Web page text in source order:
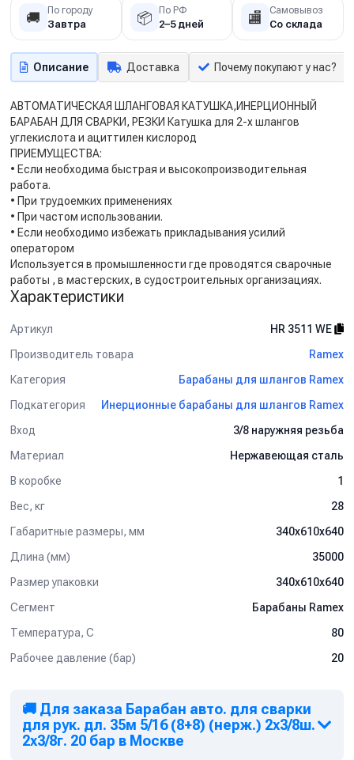
🚚 По городу
Завтра 📦 По РФ
2–5 дней 🏬 Самовывоз
Со склада
Описание Доставка Почему покупают у нас?
АВТОМАТИЧЕСКАЯ ШЛАНГОВАЯ КАТУШКА,ИНЕРЦИОННЫЙ
БАРАБАН ДЛЯ СВАРКИ, РЕЗКИ Катушка для 2-х шлангов
углекислота и ациттилен кислород
ПРИЕМУЩЕСТВА:
• Если необходима быстрая и высокопроизводительная
работа.
• При трудоемких применениях
• При частом использовании.
• Если необходимо избежать прикладывания усилий
оператором
Используется в промышленности где проводятся сварочные
работы , в мастерских, в судостроительных организациях.
Характеристики
Артикул
HR 3511 WE
Производитель товара
Ramex
Категория
Барабаны для шлангов Ramex
Подкатегория
Инерционные барабаны для шлангов Ramex
Вход
3/8 наружняя резьба
Материал
Нержавеющая сталь
В коробке
1
Вес, кг
28
Габаритные размеры, мм
340x610x640
Длина (мм)
35000
Размер упаковки
340x610x640
Сегмент
Барабаны Ramex
Температура, C
80
Рабочее давление (бар)
20
🚚 Для заказа Барабан авто. для сварки
для рук. дл. 35м 5/16 (8+8) (нерж.) 2x3/8ш.
2x3/8г. 20 бар в Москве